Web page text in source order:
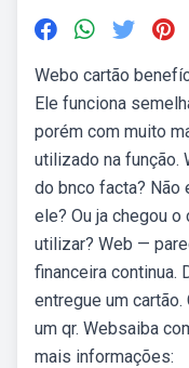
Webo cartão
Ele funciona
porém com muito
utilizado na função.
do bnco facta?
ele? Ou ja chegou
utilizar? Web —
financeira continua.
entregue um
um qr. Websaiba
mais informações: